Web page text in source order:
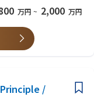
スク特定能力を有する
いて、少なくとも2件
、フォールドアクチュ
タ、新形態OISなど。
ー、および回路基板に
万円 ~ 2,000 万円
/